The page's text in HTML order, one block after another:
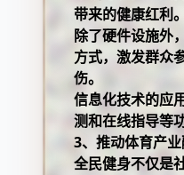
带来的健康红利。
除了硬件设施外
方式，激发群众
伤。
信息化技术的应
测和在线指导等
3、推动体育产
全民健身不仅是